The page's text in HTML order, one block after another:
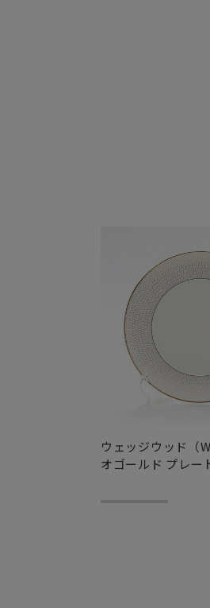
ウェッジウッド（
オゴールド プレー